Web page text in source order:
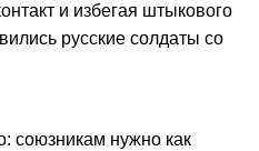
и избегая штыкового
русские солдаты со
союзникам нужно как